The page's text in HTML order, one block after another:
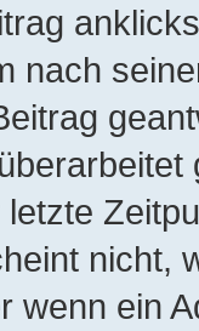
nach
nicht,
wenn ein